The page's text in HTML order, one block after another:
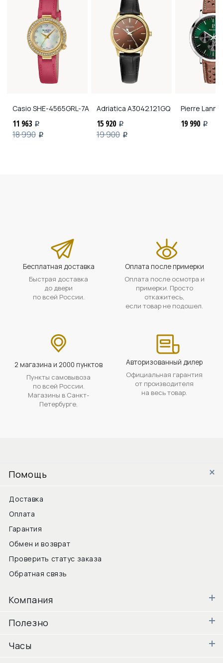
Casio SHE-4565GRL-7A
11 963 i
18 990 i
Adriatica A3042.121GQ
15 920 i
19 900 i
Pierre
19 990 i
Бесплатная доставка
Быстрая доставка
до двери
по всей России.
Оплата после примерки
Оплата после осмотра и
примерки. Просто
откажитесь,
если товар не подошел.
2 магазина и 2000 пунктов
Пункты самовывоза
по всей России.
Магазины в Санкт-
Петербурге.
Авторизованный дилер
Официальная гарантия
от производителя
на весь товар.
Помощь
Доставка
Оплата
Гарантия
Обмен и возврат
Проверить статус заказа
Обратная связь
Компания
Полезно
Часы